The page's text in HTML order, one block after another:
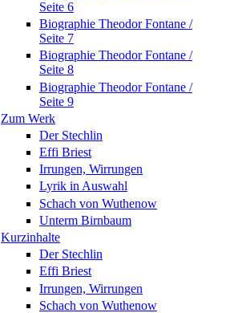
Seite 6
Biographie Theodor Fontane /
Seite 7
Biographie Theodor Fontane /
Seite 8
Biographie Theodor Fontane /
Seite 9
Zum Werk
Der Stechlin
Effi Briest
Irrungen, Wirrungen
Lyrik in Auswahl
Schach von Wuthenow
Unterm Birnbaum
Kurzinhalte
Der Stechlin
Effi Briest
Irrungen, Wirrungen
Schach von Wuthenow